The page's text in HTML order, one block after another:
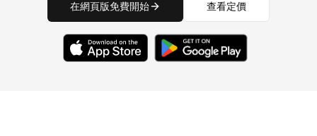
在網頁版免費開始 查看定價